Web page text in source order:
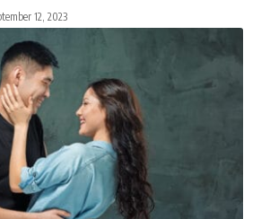
12, 2023